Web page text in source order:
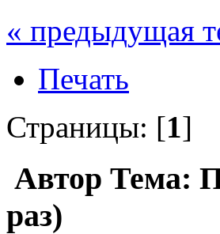
« предыдущая
Печать
Страницы: [1]
Автор Тема:
раз)